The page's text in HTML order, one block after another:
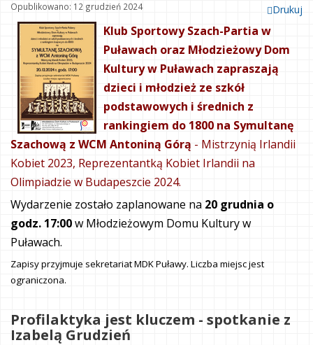
Drukuj
Opublikowano: 12 grudzień 2024
Klub Sportowy Szach-Partia w
Puławach oraz Młodzieżowy Dom
Kultury w Puławach zapraszają
dzieci i młodzież ze szkół
podstawowych i średnich z
rankingiem do 1800 na Symultanę
Szachową z WCM Antoniną Górą - Mistrzynią Irlandii
Kobiet 2023, Reprezentantką Kobiet Irlandii na
Olimpiadzie w Budapeszcie 2024.
Wydarzenie zostało zaplanowane na 20 grudnia o
godz. 17:00w Młodzieżowym Domu Kultury w
Puławach.
Zapisy przyjmuje sekretariat MDK Puławy. Liczba miejsc jest
ograniczona.
Profilaktyka jest kluczem - spotkanie z
Izabelą Grudzień